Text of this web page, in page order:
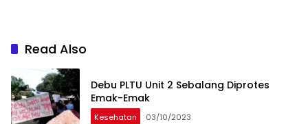
Read Also
Debu PLTU Unit 2 Sebalang Diprotes
Emak-Emak
Kesehatan 03/10/2023